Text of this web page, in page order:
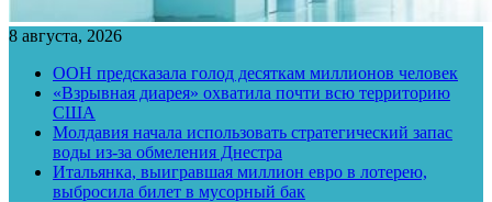
8 августа, 2026
ООН предсказала голод десяткам миллионов человек
«Взрывная диарея» охватила почти всю территорию
США
Молдавия начала использовать стратегический запас
воды из-за обмеления Днестра
Итальянка, выигравшая миллион евро в лотерею,
выбросила билет в мусорный бак